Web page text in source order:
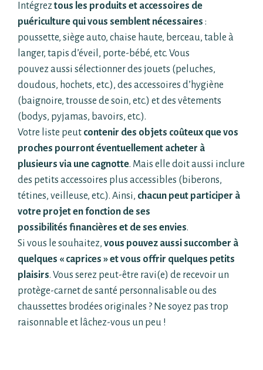
Intégrez tous les produits et accessoires de
puériculture qui vous semblent nécessaires :
poussette, siège auto, chaise haute, berceau, table à
langer, tapis d’éveil, porte-bébé, etc. Vous
pouvez aussi sélectionner des jouets (peluches,
doudous, hochets, etc.), des accessoires d’hygiène
(baignoire, trousse de soin, etc.) et des vêtements
(bodys, pyjamas, bavoirs, etc.).
Votre liste peut contenir des objets coûteux que vos
proches pourront éventuellement acheter à
plusieurs via une cagnotte. Mais elle doit aussi inclure
des petits accessoires plus accessibles (biberons,
tétines, veilleuse, etc.). Ainsi, chacun peut participer à
votre projet en fonction de ses
possibilités financières et de ses envies.
Si vous le souhaitez, vous pouvez aussi succomber à
quelques « caprices » et vous offrir quelques petits
plaisirs. Vous serez peut-être ravi(e) de recevoir un
protège-carnet de santé personnalisable ou des
chaussettes brodées originales ? Ne soyez pas trop
raisonnable et lâchez-vous un peu !